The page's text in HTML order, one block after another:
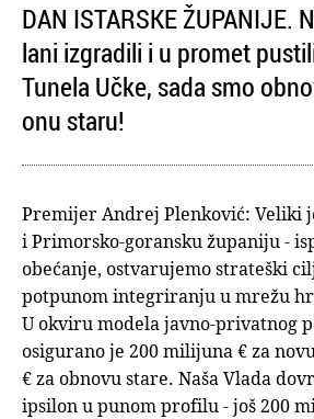
DAN ISTARSKE ŽUPANIJE.
lani izgradili i u promet
Tunela Učke, sada smo
onu staru!
Premijer Andrej Plenković: Veliki
i Primorsko-goransku županiju -
obećanje, ostvarujemo strateški
potpunom integriranju u mrežu
U okviru modela javno-privatnog
osigurano je 200 milijuna € za
€ za obnovu stare. Naša Vlada
ipsilon u punom profilu - još 200